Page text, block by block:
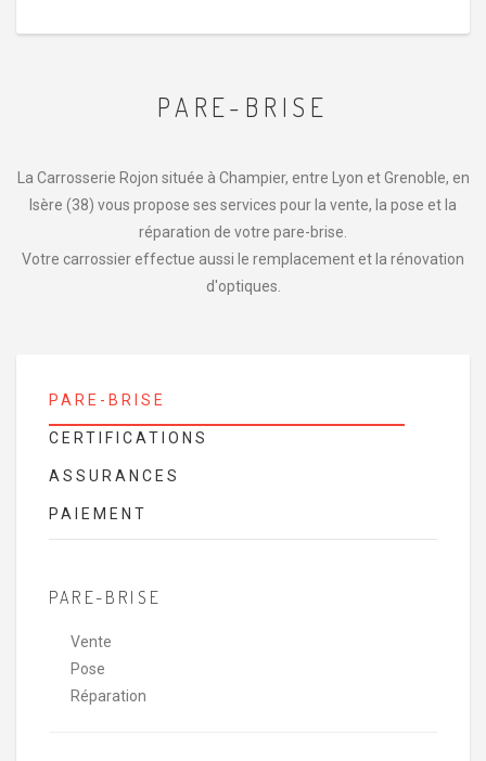
PARE-BRISE
La Carrosserie Rojon située à Champier, entre Lyon et Grenoble, en
Isère (38) vous propose ses services pour la vente, la pose et la
réparation de votre pare-brise.
Votre carrossier effectue aussi le remplacement et la rénovation
d'optiques.
PARE-BRISE
CERTIFICATIONS
ASSURANCES
PAIEMENT
PARE-BRISE
Vente
Pose
Réparation